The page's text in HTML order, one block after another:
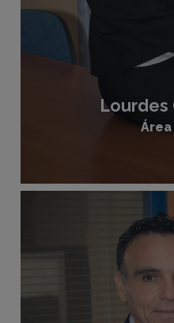
Lourdes